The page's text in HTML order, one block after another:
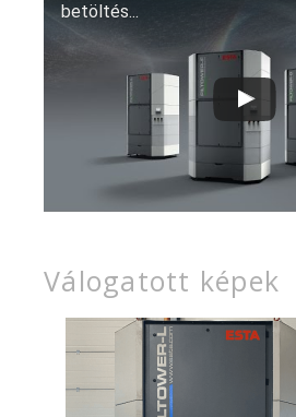
betöltés...
Válogatott képek